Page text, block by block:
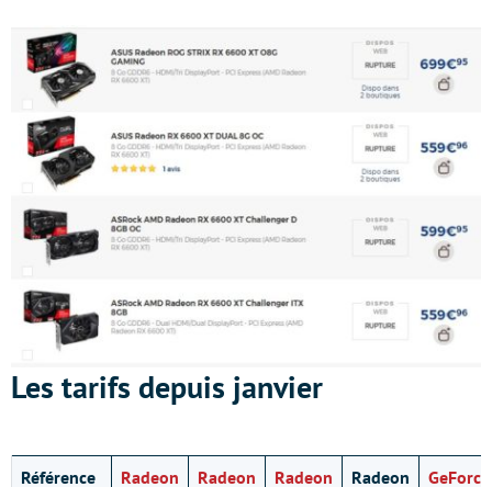
Les tarifs depuis janvier
Référence Radeon Radeon Radeon Radeon GeForce